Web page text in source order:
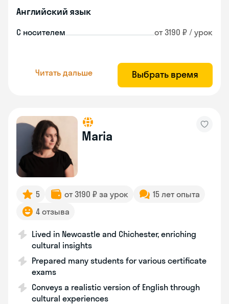
Английский язык
С носителем от 3190 ₽ / урок
Читать дальше Выбрать время
Maria
5 от 3190 ₽ за урок
15 лет опыта
4 отзыва
Lived in Newcastle and Chichester, enriching
cultural insights
Prepared many students for various certificate
exams
Conveys a realistic version of English through
cultural experiences